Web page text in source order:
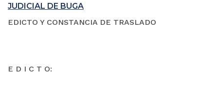
JUDICIAL DE BUGA
EDICTO Y CONSTANCIA DE TRASLADO
E D I C T O: